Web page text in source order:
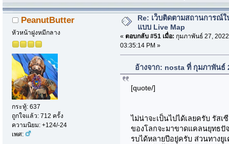
PeanutButter
หัวหน้าฝูงหมีกลาง
กระทู้: 637
ถูกใจแล้ว: 712 ครั้ง
ความนิยม: +124/-24
เพศ:
Re: เว็บติดตามสถานการณ์ใ
แบบ Live Map
« ตอบกลับ #51 เมื่อ: กุมภาพันธ์ 27,
03:35:14 PM »
อ้างจาก: nosta ที่ กุมภาพันธ์
[quote/]
ไม่น่าจะเป็นไปได้เลยครับ รัส
ของโลกจะมาขาดแคลนยุทธปั
รบได้หลายปีอยู่ครับ ส่วนทาง